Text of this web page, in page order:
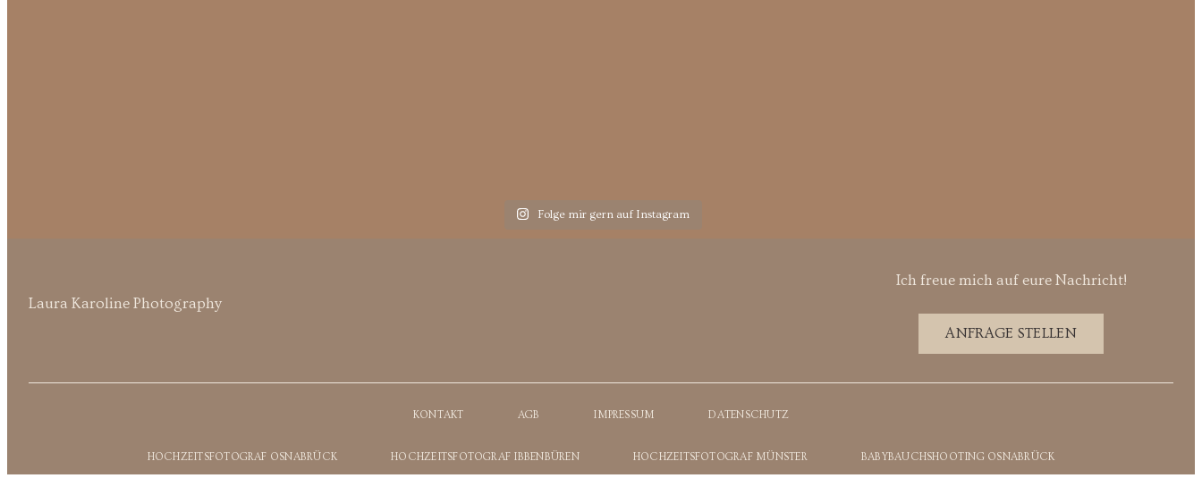
Folge mir gern auf Instagram
Laura Karoline Photography
Ich freue mich auf eure Nachricht!
ANFRAGE STELLEN
KONTAKT AGB IMPRESSUM DATENSCHUTZ
HOCHZEITSFOTOGRAF OSNABRÜCK HOCHZEITSFOTOGRAF IBBENBÜREN HOCHZEITSFOTOGRAF MÜNSTER BABYBAUCHSHOOTING OSNABRÜCK